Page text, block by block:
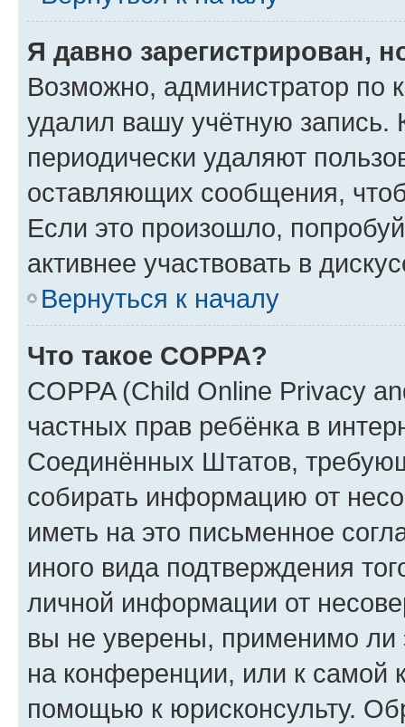
Я давно зарегистрирован,
Возможно, администратор по
удалил вашу учётную запись.
периодически удаляют
оставляющих сообщения,
Если это произошло,
активнее участвовать в
Вернуться к началу
Что такое COPPA?
COPPA (Child Online Privacy
частных прав ребёнка в
Соединённых Штатов,
собирать информацию от
иметь на это письменное
иного вида подтверждения
личной информации от
вы не уверены, применимо ли
на конференции, или к самой
помощью к юрисконсульту.